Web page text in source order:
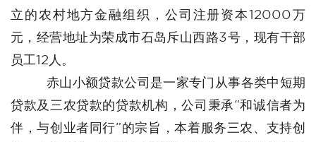
立的农村地方金融组织，公司注册资本12000万
元，经营地址为荣成市石岛斥山西路3号，现有干部
员工12人。
赤山小额贷款公司是一家专门从事各类中短期
贷款及三农贷款的贷款机构，公司秉承“和诚信者为
伴，与创业者同行”的宗旨，本着服务三农、支持创